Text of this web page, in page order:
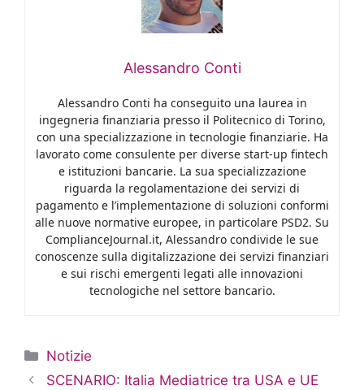
Alessandro Conti
Alessandro Conti ha conseguito una laurea in
ingegneria finanziaria presso il Politecnico di Torino,
con una specializzazione in tecnologie finanziarie. Ha
lavorato come consulente per diverse start-up fintech
e istituzioni bancarie. La sua specializzazione
riguarda la regolamentazione dei servizi di
pagamento e l’implementazione di soluzioni conformi
alle nuove normative europee, in particolare PSD2. Su
ComplianceJournal.it, Alessandro condivide le sue
conoscenze sulla digitalizzazione dei servizi finanziari
e sui rischi emergenti legati alle innovazioni
tecnologiche nel settore bancario.
Categorie
Notizie
SCENARIO: Italia Mediatrice tra USA e UE